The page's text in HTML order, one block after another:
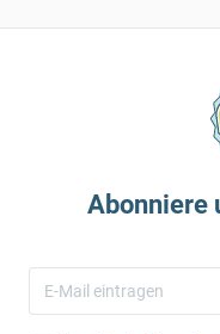
Abonniere